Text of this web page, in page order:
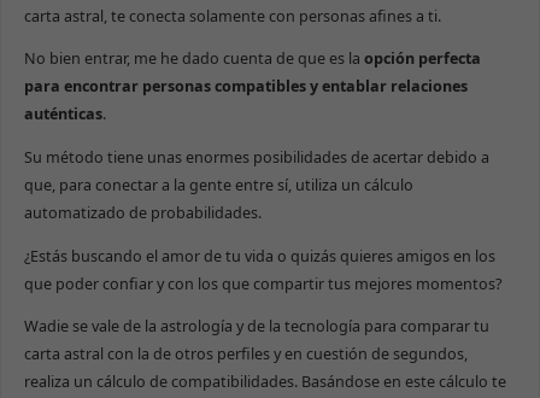
carta astral, te conecta solamente con personas afines a ti.
No bien entrar, me he dado cuenta de que es la opción perfecta
para encontrar personas compatibles y entablar relaciones
auténticas.
Su método tiene unas enormes posibilidades de acertar debido a
que, para conectar a la gente entre sí, utiliza un cálculo
automatizado de probabilidades.
¿Estás buscando el amor de tu vida o quizás quieres amigos en los
que poder confiar y con los que compartir tus mejores momentos?
Wadie se vale de la astrología y de la tecnología para comparar tu
carta astral con la de otros perfiles y en cuestión de segundos,
realiza un cálculo de compatibilidades. Basándose en este cálculo te